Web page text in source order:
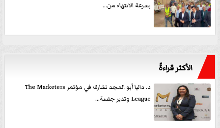
بسرعة الانتهاء من...
الأكثر قراءةً
د. داليا أبو المجد تشارك في مؤتمر The Marketers
League وتدير جلسة...